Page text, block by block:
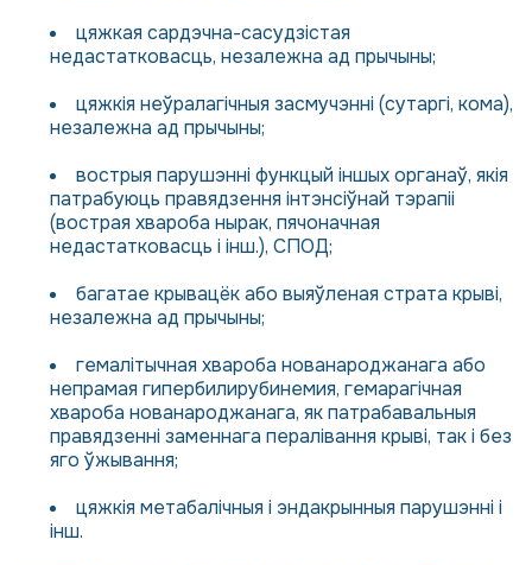
цяжкая сардэчна-сасудзістая
недастатковасць, незалежна ад прычыны;
цяжкія неўралагічныя засмучэнні (сутаргі, кома),
незалежна ад прычыны;
вострыя парушэнні функцый іншых органаў, якія
патрабуюць правядзення інтэнсіўнай тэрапіі
(вострая хвароба нырак, пячоначная
недастатковасць і інш.), СПОД;
багатае крывацёк або выяўленая страта крыві,
незалежна ад прычыны;
гемалітычная хвароба нованароджанага або
непрамая гипербилирубинемия, гемарагічная
хвароба нованароджанага, як патрабавальныя
правядзенні заменнага пералівання крыві, так і без
яго ўжывання;
цяжкія метабалічныя і эндакрынныя парушэнні і
інш.